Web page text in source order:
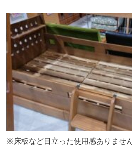
※床板など目立った使用感ありません